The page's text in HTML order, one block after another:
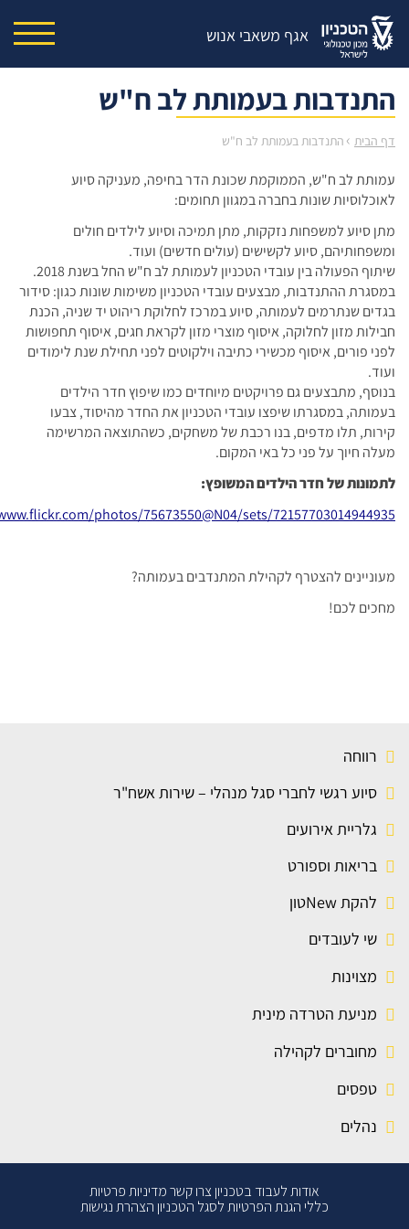
אגף משאבי אנוש
רווחה
סיוע רגשי לחברי סגל מנהלי – שירות אשח"ר
גלריית אירועים
בריאות וספורט
להקת Newטון
שי לעובדים
מצוינות
מניעת הטרדה מינית
מחוברים לקהילה
טפסים
נהלים
התנדבות בעמותת לב ח"ש
דף הבית › התנדבות בעמותת לב ח"ש
עמותת לב ח"ש, הממוקמת שכונת הדר בחיפה, מעניקה סיוע
לאוכלוסיות שונות בחברה במגוון תחומים:
מתן סיוע למשפחות נזקקות, מתן תמיכה וסיוע לילדים חולים
ומשפחותיהם, סיוע לקשישים (עולים חדשים) ועוד.
שיתוף הפעולה בין עובדי הטכניון לעמותת לב ח"ש החל בשנת 2018.
במסגרת ההתנדבות, מבצעים עובדי הטכניון משימות שונות כגון: סידור
בגדים שנתרמים לעמותה, סיוע במרכז לחלוקת ריהוט יד שניה, הכנת
חבילות מזון לחלוקה, איסוף מוצרי מזון לקראת חגים, איסוף תחפושות
לפני פורים, איסוף מכשירי כתיבה וילקוטים לפני תחילת שנת לימודים
ועוד.
בנוסף, מתבצעים גם פרויקטים מיוחדים כמו שיפוץ חדר הילדים
בעמותה, במסגרתו שיפצו עובדי הטכניון את החדר מהיסוד, צבעו
קירות, תלו מדפים, בנו רכבת של משחקים, כשהתוצאה המרשימה
מעלה חיוך על פני כל באי המקום.
לתמונות של חדר הילדים המשופץ:
photos/75673550@N04/sets/72157703014944935/
מעוניינים להצטרף לקהילת המתנדבים בעמותה?
מחכים לכם!
אודותלעבוד בטכניון צרו קשרמדיניות פרטיות
כללי הגנת הפרטיות לסגל הטכניון הצהרת נגישות